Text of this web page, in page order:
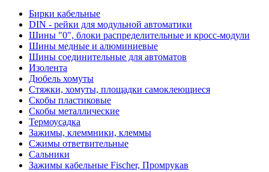
Бирки кабельные
DIN - рейки для модульной автоматики
Шины "0", блоки распределительные и кросс-модули
Шины медные и алюминиевые
Шины соединительные для автоматов
Изолента
Дюбель хомуты
Стяжки, хомуты, площадки самоклеющиеся
Скобы пластиковые
Скобы металлические
Термоусадка
Зажимы, клеммники, клеммы
Сжимы ответвительные
Сальники
Зажимы кабельные Fischer, Промрукав